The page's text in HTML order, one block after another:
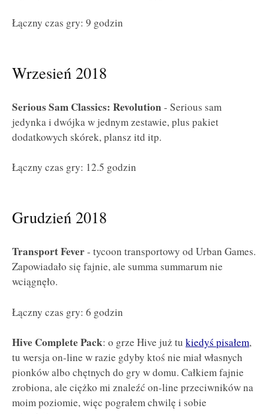
Łączny czas gry: 9 godzin
Wrzesień 2018
Serious Sam Classics: Revolution - Serious sam
jedynka i dwójka w jednym zestawie, plus pakiet
dodatkowych skórek, plansz itd itp.
Łączny czas gry: 12.5 godzin
Grudzień 2018
Transport Fever- tycoon transportowy od Urban Games.
Zapowiadało się fajnie, ale summa summarum nie
wciągnęło.
Łączny czas gry: 6 godzin
Hive Complete Pack: o grze Hive już tu kiedyś pisałem,
tu wersja on-line w razie gdyby ktoś nie miał własnych
pionków albo chętnych do gry w domu. Całkiem fajnie
zrobiona, ale ciężko mi znaleźć on-line przeciwników na
moim poziomie, więc pograłem chwilę i sobie